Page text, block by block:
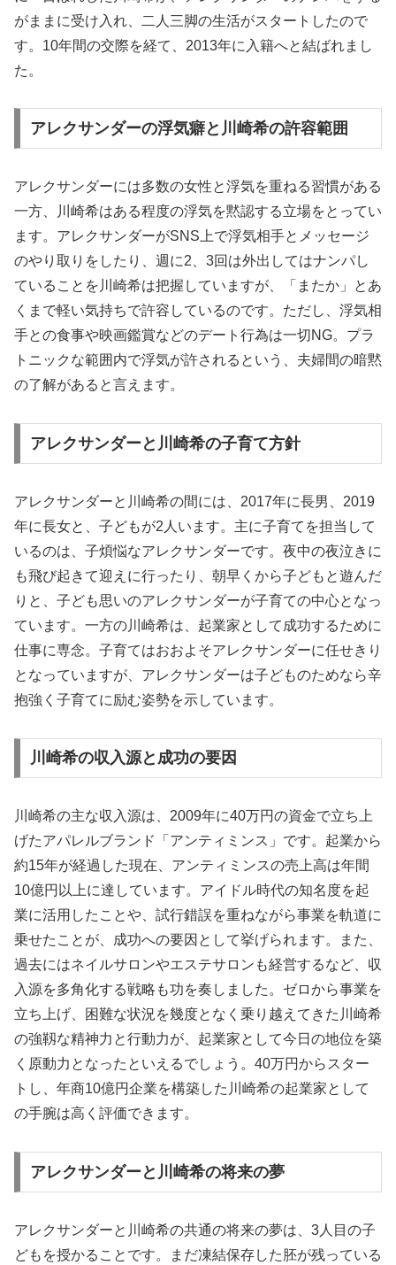
がままに受け入れ、二人三脚の生活がスタートしたので
す。10年間の交際を経て、2013年に入籍へと結ばれまし
た。
アレクサンダーの浮気癖と川崎希の許容範囲
アレクサンダーには多数の女性と浮気を重ねる習慣がある
一方、川崎希はある程度の浮気を黙認する立場をとってい
ます。アレクサンダーがSNS上で浮気相手とメッセージ
のやり取りをしたり、週に2、3回は外出してはナンパし
ていることを川崎希は把握していますが、「またか」とあ
くまで軽い気持ちで許容しているのです。ただし、浮気相
手との食事や映画鑑賞などのデート行為は一切NG。プラ
トニックな範囲内で浮気が許されるという、夫婦間の暗黙
の了解があると言えます。
アレクサンダーと川崎希の子育て方針
アレクサンダーと川崎希の間には、2017年に長男、2019
年に長女と、子どもが2人います。主に子育てを担当して
いるのは、子煩悩なアレクサンダーです。夜中の夜泣きに
も飛び起きて迎えに行ったり、朝早くから子どもと遊んだ
りと、子ども思いのアレクサンダーが子育ての中心となっ
ています。一方の川崎希は、起業家として成功するために
仕事に専念。子育てはおおよそアレクサンダーに任せきり
となっていますが、アレクサンダーは子どものためなら辛
抱強く子育てに励む姿勢を示しています。
川崎希の収入源と成功の要因
川崎希の主な収入源は、2009年に40万円の資金で立ち上
げたアパレルブランド「アンティミンス」です。起業から
約15年が経過した現在、アンティミンスの売上高は年間
10億円以上に達しています。アイドル時代の知名度を起
業に活用したことや、試行錯誤を重ねながら事業を軌道に
乗せたことが、成功への要因として挙げられます。また、
過去にはネイルサロンやエステサロンも経営するなど、収
入源を多角化する戦略も功を奏しました。ゼロから事業を
立ち上げ、困難な状況を幾度となく乗り越えてきた川崎希
の強靱な精神力と行動力が、起業家として今日の地位を築
く原動力となったといえるでしょう。40万円からスター
トし、年商10億円企業を構築した川崎希の起業家として
の手腕は高く評価できます。
アレクサンダーと川崎希の将来の夢
アレクサンダーと川崎希の共通の将来の夢は、3人目の子
どもを授かることです。まだ凍結保存した胚が残っている